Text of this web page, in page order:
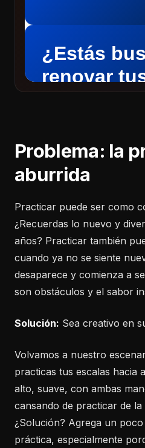
Problema: la
aburrida
Practicar puede ser como
¿Recuerdas lo nuevo y
años? Practicar también
cuando ya no se siente
desaparece y comienza a
son obstáculos y el sabor
Solución: Sea creativo en
Volvamos a nuestro
practicas tus escalas hacia
alto, suave, con ambas
cansando de practicar de la
¿Solución? Agrega un
práctica, especialmente